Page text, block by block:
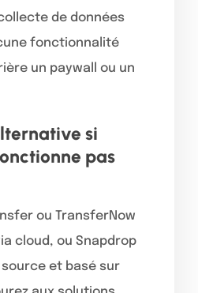
de données
fonctionnalité
un paywall ou un
si
pas
ou TransferNow
cloud, ou Snapdrop
et basé sur